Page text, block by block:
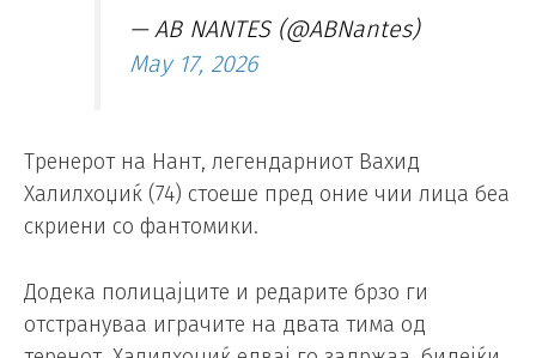
— AB NANTES (@ABNantes)
May 17, 2026
Тренерот на Нант, легендарниот Вахид
Халилхоџиќ (74) стоеше пред оние чии лица беа
скриени со фантомики.
Додека полицајците и редарите брзо ги
отстрануваа играчите на двата тима од